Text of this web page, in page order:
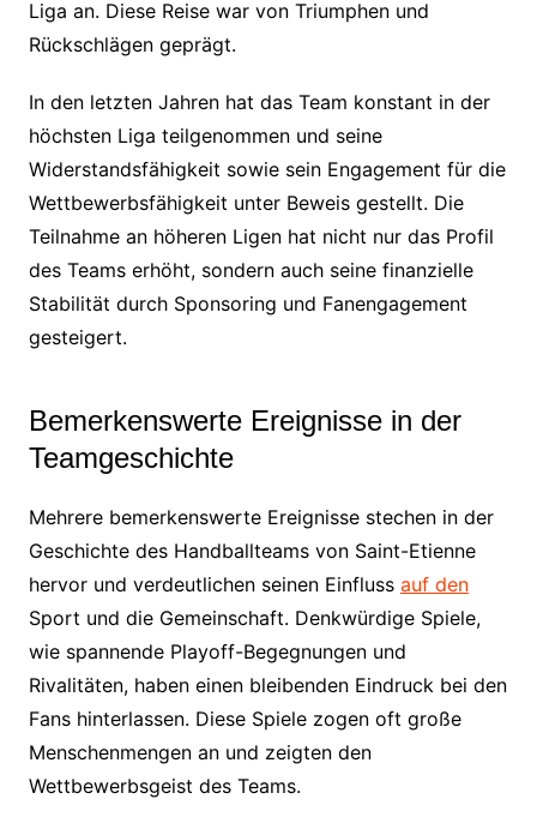
Liga an. Diese Reise war von Triumphen und
Rückschlägen geprägt.
In den letzten Jahren hat das Team konstant in der
höchsten Liga teilgenommen und seine
Widerstandsfähigkeit sowie sein Engagement für die
Wettbewerbsfähigkeit unter Beweis gestellt. Die
Teilnahme an höheren Ligen hat nicht nur das Profil
des Teams erhöht, sondern auch seine finanzielle
Stabilität durch Sponsoring und Fanengagement
gesteigert.
Bemerkenswerte Ereignisse in der
Teamgeschichte
Mehrere bemerkenswerte Ereignisse stechen in der
Geschichte des Handballteams von Saint-Etienne
hervor und verdeutlichen seinen Einfluss auf den
Sport und die Gemeinschaft. Denkwürdige Spiele,
wie spannende Playoff-Begegnungen und
Rivalitäten, haben einen bleibenden Eindruck bei den
Fans hinterlassen. Diese Spiele zogen oft große
Menschenmengen an und zeigten den
Wettbewerbsgeist des Teams.